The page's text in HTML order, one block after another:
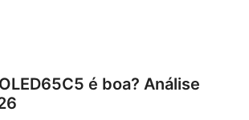
é boa? Análise